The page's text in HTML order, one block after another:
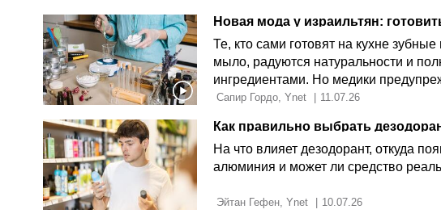
Новая мода у израильтян:
Те, кто сами готовят на кухне
мыло, радуются натуральности и
ингредиентами. Но медики
сертифицированный продукт,
11.07.26
Как правильно выбрать
На что влияет дезодорант, откуда
алюминия и может ли средство
10.07.26